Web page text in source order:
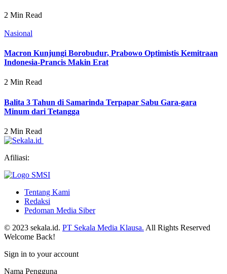
2 Min Read
Nasional
Macron Kunjungi Borobudur, Prabowo Optimistis Kemitraan
Indonesia-Prancis Makin Erat
2 Min Read
Balita 3 Tahun di Samarinda Terpapar Sabu Gara-gara
Minum dari Tetangga
2 Min Read
Afiliasi:
Tentang Kami
Redaksi
Pedoman Media Siber
© 2023 sekala.id. PT Sekala Media Klausa. All Rights Reserved
Welcome Back!
Sign in to your account
Nama Pengguna